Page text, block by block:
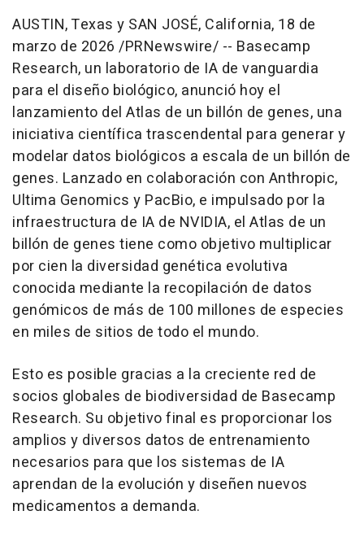
AUSTIN, Texas y SAN JOSÉ, California, 18 de
marzo de 2026 /PRNewswire/ -- Basecamp
Research, un laboratorio de IA de vanguardia
para el diseño biológico, anunció hoy el
lanzamiento del Atlas de un billón de genes, una
iniciativa científica trascendental para generar y
modelar datos biológicos a escala de un billón de
genes. Lanzado en colaboración con Anthropic,
Ultima Genomics y PacBio, e impulsado por la
infraestructura de IA de NVIDIA, el Atlas de un
billón de genes tiene como objetivo multiplicar
por cien la diversidad genética evolutiva
conocida mediante la recopilación de datos
genómicos de más de 100 millones de especies
en miles de sitios de todo el mundo.
Esto es posible gracias a la creciente red de
socios globales de biodiversidad de Basecamp
Research. Su objetivo final es proporcionar los
amplios y diversos datos de entrenamiento
necesarios para que los sistemas de IA
aprendan de la evolución y diseñen nuevos
medicamentos a demanda.